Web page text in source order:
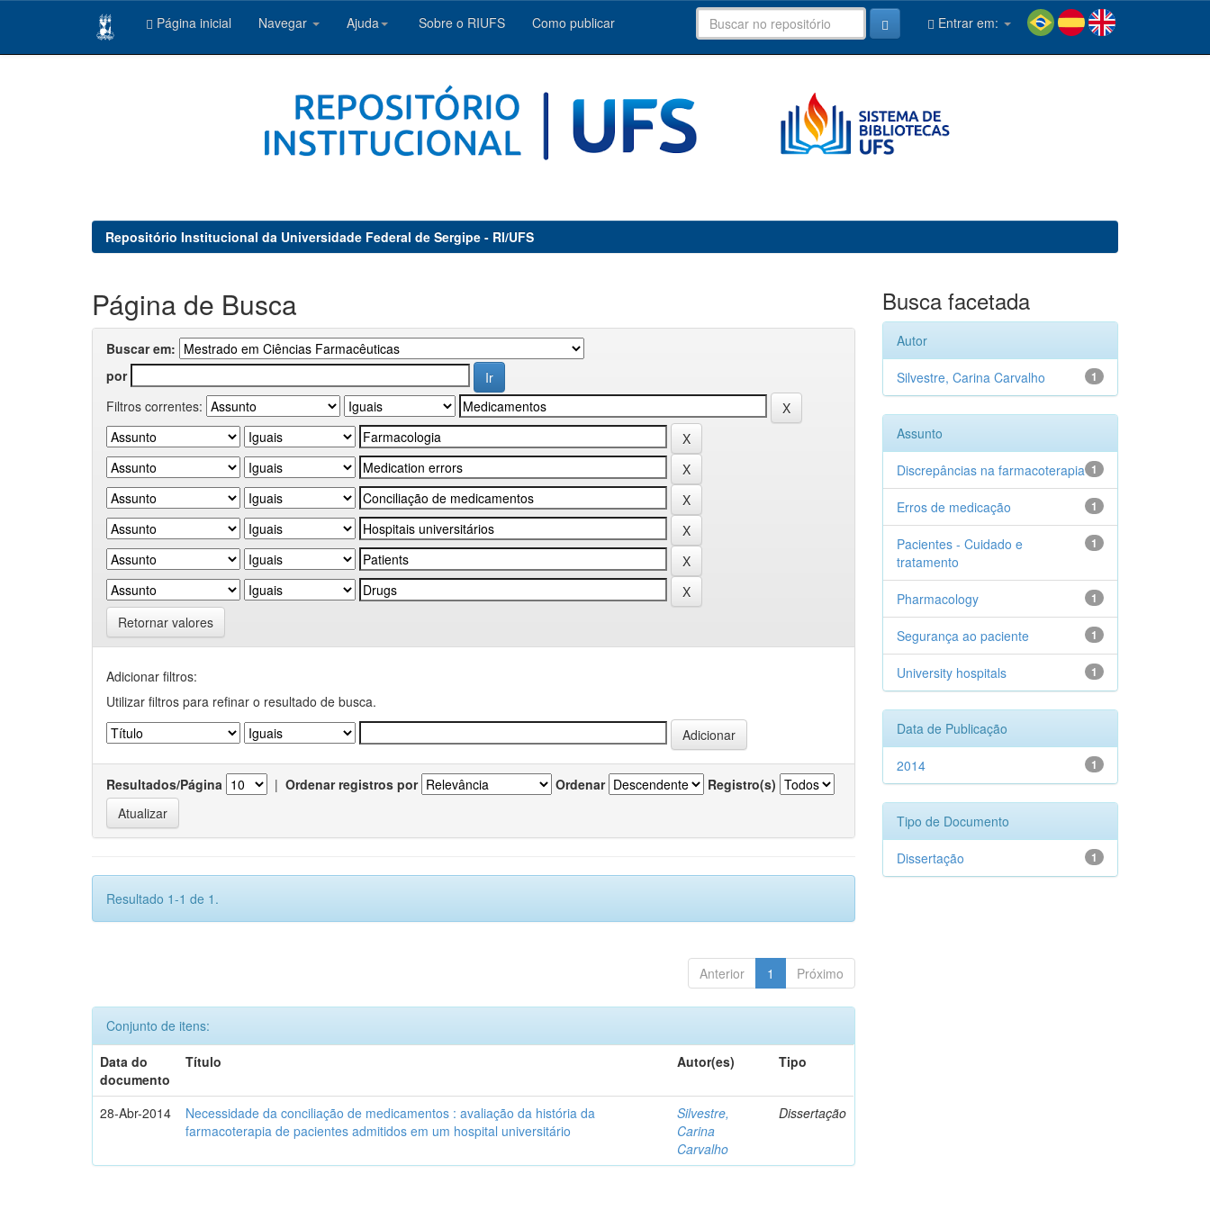
Página inicial Navegar Ajuda Sobre o RIUFS Como publicar Entrar em:
Repositório Institucional da Universidade Federal de Sergipe - RI/UFS
Página de Busca
Buscar em:
por
Filtros correntes:
Retornar valores
Adicionar filtros:
Utilizar filtros para refinar o resultado de busca.
Resultados/Página | Ordenar registros por Ordenar Registro(s)
Resultado 1-1 de 1.
Anterior 1 Próximo
Conjunto de itens:
Data do
documento
Título Autor(es) Tipo
28-Abr-2014
Necessidade da conciliação de medicamentos : avaliação da história da
farmacoterapia de pacientes admitidos em um hospital universitário
Silvestre,
Carina
Carvalho
Dissertação
Busca facetada
Autor
1
Silvestre, Carina Carvalho
Assunto
1
Discrepâncias na farmacoterapia
1
Erros de medicação
1
Pacientes - Cuidado e
tratamento
1
Pharmacology
1
Segurança ao paciente
1
University hospitals
Data de Publicação
1
2014
Tipo de Documento
1
Dissertação